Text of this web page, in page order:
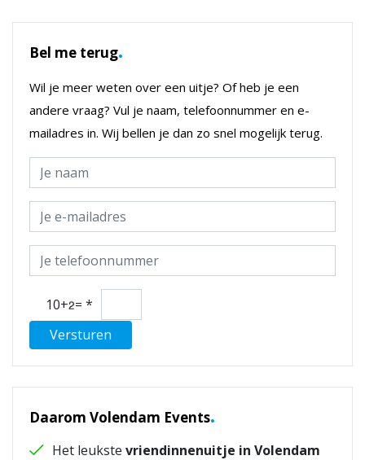
Bel me terug.
Wil je meer weten over een uitje? Of heb je een
andere vraag? Vul je naam, telefoonnummer en e-
mailadres in. Wij bellen je dan zo snel mogelijk terug.
10+ = *
Versturen
Daarom Volendam Events.
Het leukste vriendinnenuitje in Volendam